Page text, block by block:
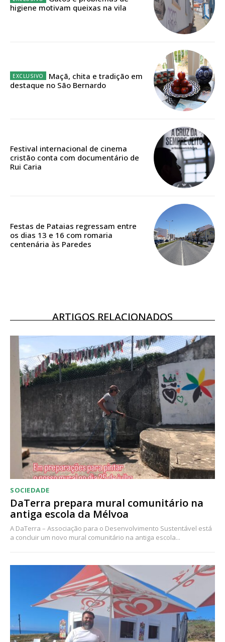
Sendo assinante terá acesso a todos os conteúdos exclusivos e versões
digitais.
Escolha o plano de assinatura desejado:
ASSINATURA
IMPRESSA
Edição em papel entregue à Quinta-feira em sua
Acesso aos conteúdos Exclusivos para
assinantes
Ofertas para assinatura anual
DIGITAL ANUAL
16€
12 meses
Acesso ao conteúdo online
Acesso aos conteúdos Exclusivos para
assinantes
Ofertas para assinatura anual
higiene motivam queixas na vila
Maçã, chita e tradição em
destaque no São Bernardo
Festival internacional de cinema
cristão conta com documentário de
Rui Caria
Festas de Pataias regressam entre
os dias 13 e 16 com romaria
centenária às Paredes
ARTIGOS RELACIONADOS
SOCIEDADE
DaTerra prepara mural comunitário na
antiga escola da Mélvoa
A DaTerra – Associação para o Desenvolvimento Sustentável está
a concluir um novo mural comunitário na antiga escola...